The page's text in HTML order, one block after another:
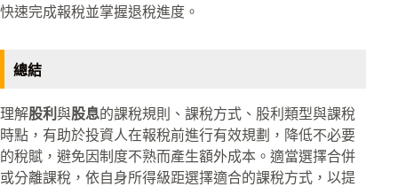
快速完成報稅並掌握退稅進度。
總結
理解股利 與股息的課稅規則、課稅方式、股利類型與課稅
時點，有助於投資人在報稅前進行有效規劃，降低不必要
的稅賦，避免因制度不熟而產生額外成本。適當選擇合併
或分離課稅，依自身所得級距選擇適合的課稅方式，以提